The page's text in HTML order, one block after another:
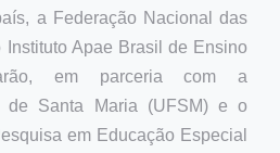
a Federação Nacional das
Apae Brasil de Ensino
em parceria com a
de Santa Maria (UFSM) e o
em Educação Especial